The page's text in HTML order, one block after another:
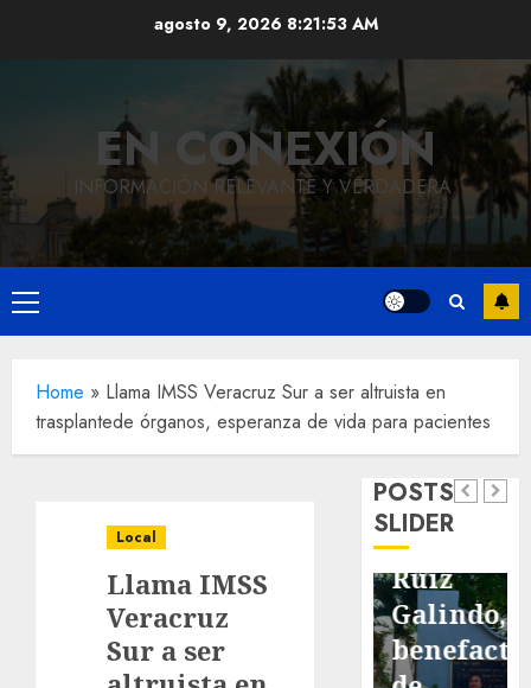
agosto 9, 2026 8:21:54 AM
EN CONEXIÓN
INFORMACIÓN RELEVANTE Y VERDADERA.
Menú
principal
Home » Llama IMSS Veracruz Sur a ser altruista en
trasplantede órganos, esperanza de vida para pacientes
Local
Llama IMSS
Veracruz
Sur a ser
POSTS
SLIDER
Local
pavimentación
de San
Marcial
será
Reviven
la
con
exposición
Local
Hoy
del
natalicio
de Don
Antonio
Ruiz
Galindo,